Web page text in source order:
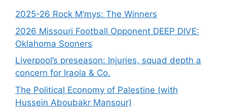
2025-26 Rock M’mys: The Winners
2026 Missouri Football Opponent DEEP DIVE:
Oklahoma Sooners
Liverpool’s preseason: Injuries, squad depth a
concern for Iraola & Co.
The Political Economy of Palestine (with
Hussein Aboubakr Mansour)